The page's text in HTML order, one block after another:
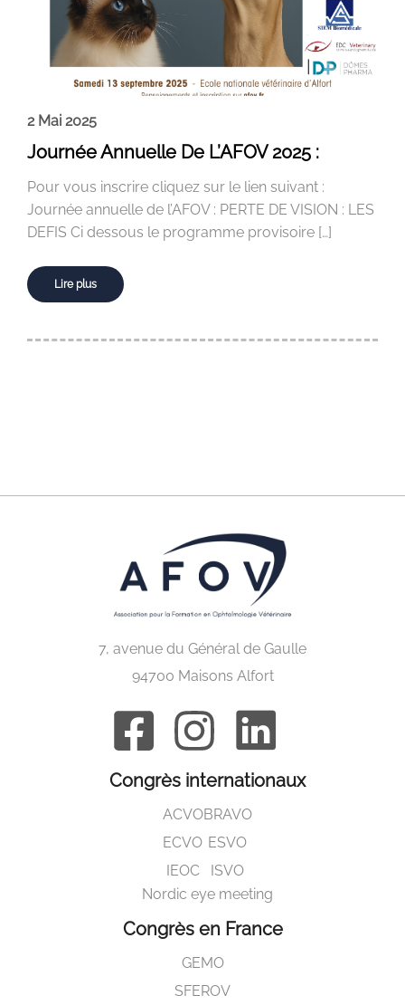
2 Mai 2025
Journée Annuelle De L’AFOV 2025 :
Pour vous inscrire cliquez sur le lien suivant :
Journée annuelle de l’AFOV : PERTE DE VISION : LES
DEFIS Ci dessous le programme provisoire […]
Lire plus
7, avenue du Général de Gaulle
94700 Maisons Alfort
Congrès internationaux
ACVO
ECVO
IEOC
BRAVO
ESVO
ISVO
Nordic eye meeting
Congrès en France
GEMO
SFEROV